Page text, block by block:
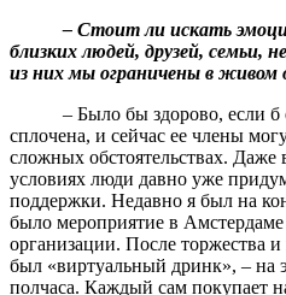
– Стоит ли искать
близких людей, друзей, семьи,
из них мы ограничены в живом
– Было бы здорово, если б
сплочена, и сейчас ее члены
сложных обстоятельствах.
условиях люди давно уже
поддержки. Недавно я был на
было мероприятие в
организации. После торжества
был «виртуальный дринк», – на
полчаса. Каждый сам покупает